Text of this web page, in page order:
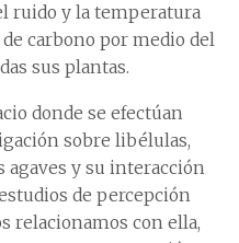
ruido y la temperatura
carbono por medio del
sus plantas.
donde se efectúan
sobre libélulas,
agaves y su interacción
de percepción
relacionamos con ella,